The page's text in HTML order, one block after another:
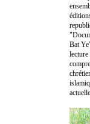
Bat
lecture